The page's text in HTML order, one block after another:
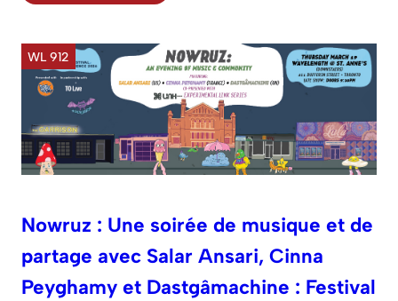
WL 912
Nowruz : Une soirée de musique et de
partage avec Salar Ansari, Cinna
Peyghamy et Dastgâmachine : Festival